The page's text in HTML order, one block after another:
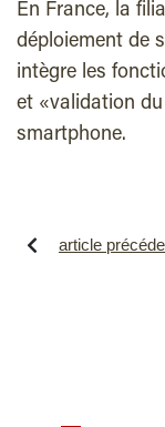
En France, la
déploiement de
intègre les
et «validation
smartphone.
article